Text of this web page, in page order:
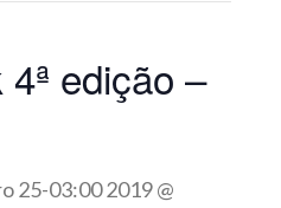
edição –
25-03:00 2019 @